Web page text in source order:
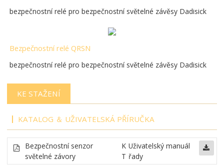
bezpečnostní relé pro bezpečnostní světelné závěsy Dadisick
Bezpečnostní relé QRSN
bezpečnostní relé pro bezpečnostní světelné závěsy Dadisick
KE STAŽENÍ
KATALOG ＆ UŽIVATELSKÁ PŘÍRUČKA
Bezpečnostní senzor
světelné závory
K
T
Uživatelský manuál
řady